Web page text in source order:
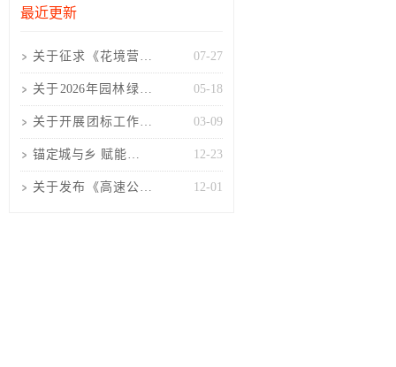
最近更新
关于征求《花境营造
技术规程(征求意见
稿)》
07-27
关于2026年园林绿化
工程项目负责人考核
培训
05-18
关于开展团标工作的
通知
03-09
锚定城与乡 赋能景与
人 山西风景园林协会
12-23
关于发布《高速公路 12-01